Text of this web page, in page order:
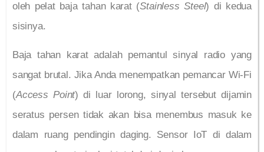
oleh pelat baja tahan karat (Stainless Steel) di kedua
sisinya.
Baja tahan karat adalah pemantul sinyal radio yang
sangat brutal. Jika Anda menempatkan pemancar Wi-Fi
(Access Point) di luar lorong, sinyal tersebut dijamin
seratus persen tidak akan bisa menembus masuk ke
dalam ruang pendingin daging. Sensor IoT di dalam